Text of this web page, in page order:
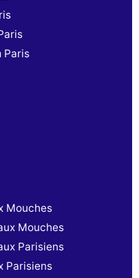
Paris
Mouches
Mouches
Parisiens
Parisiens